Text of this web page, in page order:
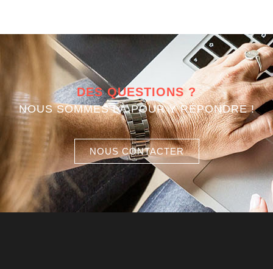
DES QUESTIONS ?
NOUS SOMMES LÀ POUR Y RÉPONDRE !
NOUS CONTACTER